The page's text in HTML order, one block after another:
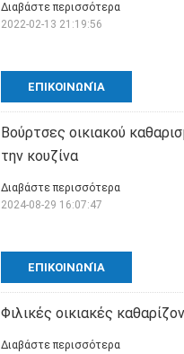
ΕΠΙΚΟΙΝΩΝΊΑ
Διαβάστε περισσότερα
2022-02-13 21:19:56
Βούρτσες οικιακού
την κουζίνα
ΕΠΙΚΟΙΝΩΝΊΑ
Διαβάστε περισσότερα
2024-08-29 16:07:47
Φιλικές οικιακές
Διαβάστε περισσότερα